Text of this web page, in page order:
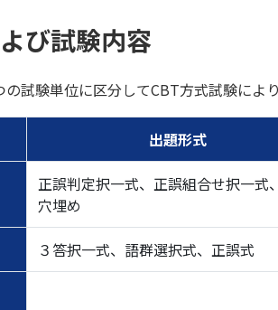
び試験内容
試験単位に区分してCBT方式試験により
出題形式
正誤判定択一式、正誤組合せ択一式
穴埋め
３答択一式、語群選択式、正誤式